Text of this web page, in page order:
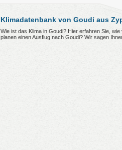
Klimadatenbank von Goudi aus
Wie ist das Klima in Goudi? Hier erfahren Sie,
planen einen Ausflug nach Goudi? Wir sagen